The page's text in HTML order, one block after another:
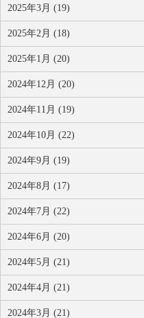
2025年3月 (19)
2025年2月 (18)
2025年1月 (20)
2024年12月 (20)
2024年11月 (19)
2024年10月 (22)
2024年9月 (19)
2024年8月 (17)
2024年7月 (22)
2024年6月 (20)
2024年5月 (21)
2024年4月 (21)
2024年3月 (21)